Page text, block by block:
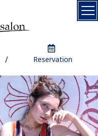
Reservation